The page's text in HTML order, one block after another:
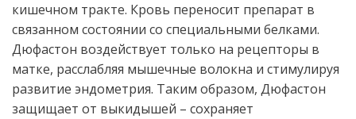
кишечном тракте. Кровь переносит препарат в
связанном состоянии со специальными белками.
Дюфастон воздействует только на рецепторы в
матке, расслабляя мышечные волокна и стимулируя
развитие эндометрия. Таким образом, Дюфастон
защищает от выкидышей – сохраняет